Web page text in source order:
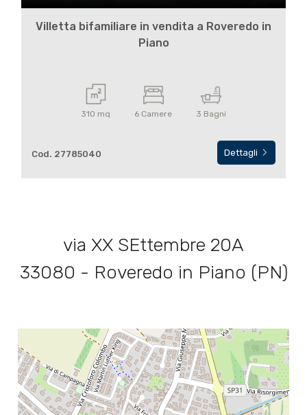
Villetta bifamiliare in vendita a Roveredo in
Piano
310 mq 6 Camere 3 Bagni
Cod. 27785040 Dettagli
via XX SEttembre 20A
33080 - Roveredo in Piano (PN)
Qualsiasi
5+
opzioni
-
multiscelta
Giardino